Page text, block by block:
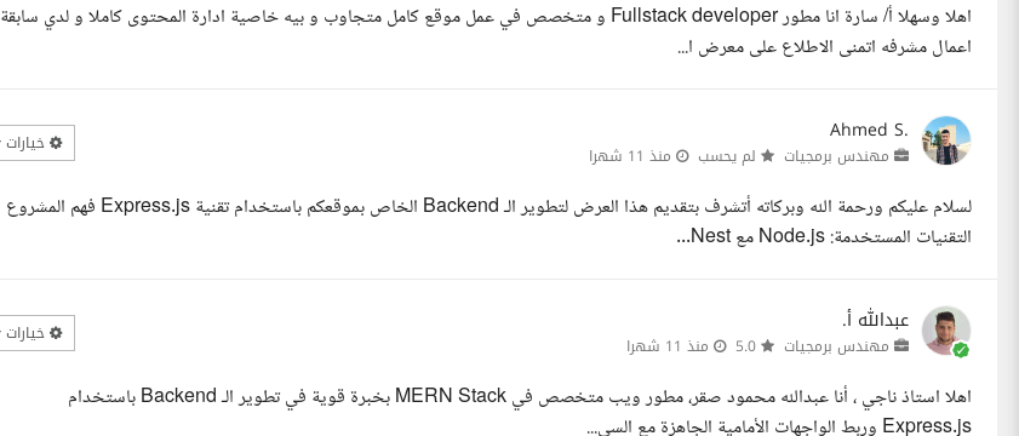
اهلا وسهلا أ/ سارة انا مطور Fullstack developer و متخصص في عمل موقع كامل متجاوب و بيه خاصية ادارة المحتوى كاملا و لدي سابقة
اعمال مشرفه اتمنى الاطلاع على معرض ا...
Ahmed S.
مهندس برمجيات لم يحسب منذ 11 شهرا خيارات
لسلام عليكم ورحمة الله وبركاته أتشرف بتقديم هذا العرض لتطوير الـ Backend الخاص بموقعكم باستخدام تقنية Express.js فهم المشروع
التقنيات المستخدمة: Node.js مع Nest...
عبدالله أ.
مهندس برمجيات منذ 11 شهرا خيارات
اهلا استاذ ناجي ، أنا عبدالله محمود صقر، مطور ويب متخصص في MERN Stack بخبرة قوية في تطوير الـ Backend باستخدام
Express.js وربط الواجهات الأمامية الجاهزة مع السي...